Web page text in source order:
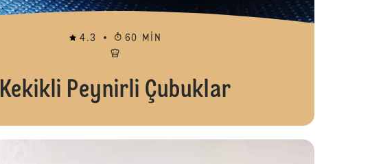
4.3 60 MIN
Kekikli Peynirli Çubuklar
Tatlı